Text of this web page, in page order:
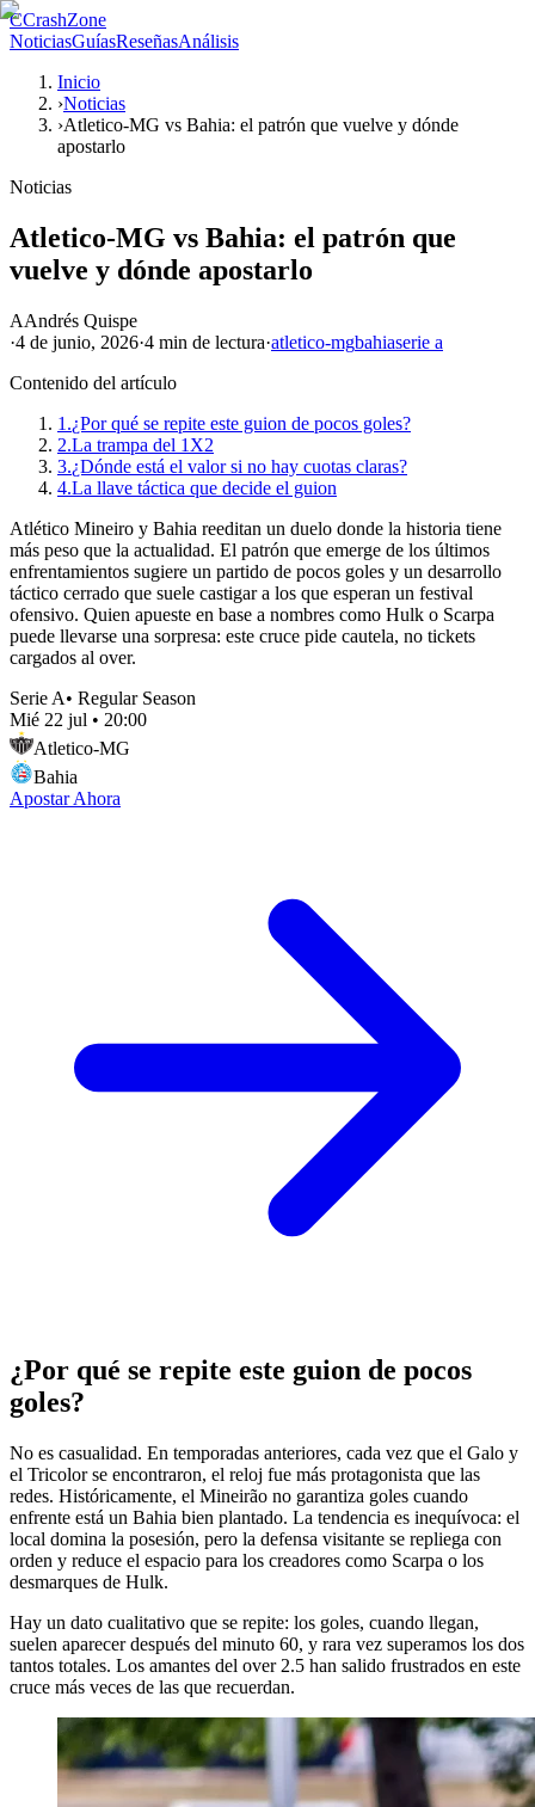
CCrashZone
NoticiasGuíasReseñasAnálisis
Inicio
›Noticias
›Atletico-MG vs Bahia: el patrón que vuelve y dónde
apostarlo
Noticias
Atletico-MG vs Bahia: el patrón que
vuelve y dónde apostarlo
AAndrés Quispe
·4 de junio, 2026·4 min de lectura·atletico-mgbahiaserie a
Contenido del artículo
1.¿Por qué se repite este guion de pocos goles?
2.La trampa del 1X2
3.¿Dónde está el valor si no hay cuotas claras?
4.La llave táctica que decide el guion
Atlético Mineiro y Bahia reeditan un duelo donde la historia tiene
más peso que la actualidad. El patrón que emerge de los últimos
enfrentamientos sugiere un partido de pocos goles y un desarrollo
táctico cerrado que suele castigar a los que esperan un festival
ofensivo. Quien apueste en base a nombres como Hulk o Scarpa
puede llevarse una sorpresa: este cruce pide cautela, no tickets
cargados al over.
Serie A• Regular Season
Mié 22 jul • 20:00
Atletico-MG
Bahia
Apostar Ahora
¿Por qué se repite este guion de pocos
goles?
No es casualidad. En temporadas anteriores, cada vez que el Galo y
el Tricolor se encontraron, el reloj fue más protagonista que las
redes. Históricamente, el Mineirão no garantiza goles cuando
enfrente está un Bahia bien plantado. La tendencia es inequívoca: el
local domina la posesión, pero la defensa visitante se repliega con
orden y reduce el espacio para los creadores como Scarpa o los
desmarques de Hulk.
Hay un dato cualitativo que se repite: los goles, cuando llegan,
suelen aparecer después del minuto 60, y rara vez superamos los dos
tantos totales. Los amantes del over 2.5 han salido frustrados en este
cruce más veces de las que recuerdan.